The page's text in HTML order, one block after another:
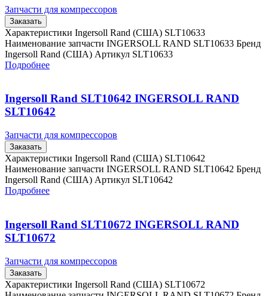
Запчасти для компрессоров
Заказать
Характеристики Ingersoll Rand (США) SLT10633
Наименование запчасти INGERSOLL RAND SLT10633 Бренд
Ingersoll Rand (США) Артикул SLT10633
Подробнее
Ingersoll Rand SLT10642 INGERSOLL RAND
SLT10642
Запчасти для компрессоров
Заказать
Характеристики Ingersoll Rand (США) SLT10642
Наименование запчасти INGERSOLL RAND SLT10642 Бренд
Ingersoll Rand (США) Артикул SLT10642
Подробнее
Ingersoll Rand SLT10672 INGERSOLL RAND
SLT10672
Запчасти для компрессоров
Заказать
Характеристики Ingersoll Rand (США) SLT10672